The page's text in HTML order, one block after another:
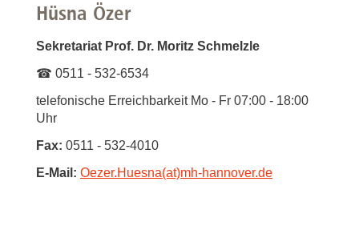
Hüsna Özer
Sekretariat Prof. Dr. Moritz Schmelzle
☎ 0511 - 532-6534
telefonische Erreichbarkeit Mo - Fr 07:00 - 18:00
Uhr
Fax: 0511 - 532-4010
E-Mail: Oezer.Huesna(at)mh-hannover.de